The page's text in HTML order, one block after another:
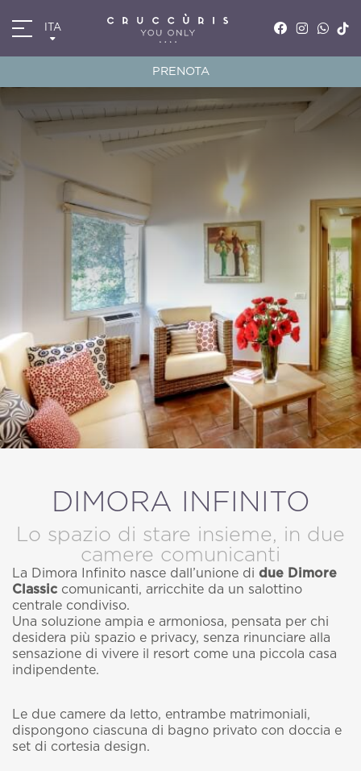
ITA
ITA
ENG
PRENOTA
Partenza
Camere
Codice sconto
DIMORA INFINITO
Lo spazio di stare insieme, in due
camere comunicanti
La Dimora Infinito nasce dall’unione di due Dimore
Classic comunicanti, arricchite da un salottino
centrale condiviso.
Una soluzione ampia e armoniosa, pensata per chi
desidera più spazio e privacy, senza rinunciare alla
sensazione di vivere il resort come una piccola casa
indipendente.
Le due camere da letto, entrambe matrimoniali,
dispongono ciascuna di bagno privato con doccia e
set di cortesia design.